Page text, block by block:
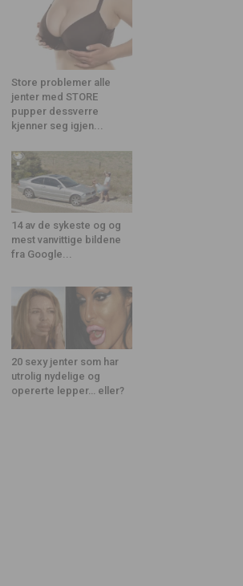
Store problemer alle
jenter med STORE
pupper dessverre
kjenner seg igjen...
14 av de sykeste og og
mest vanvittige bildene
fra Google...
20 sexy jenter som har
utrolig nydelige og
opererte lepper… eller?